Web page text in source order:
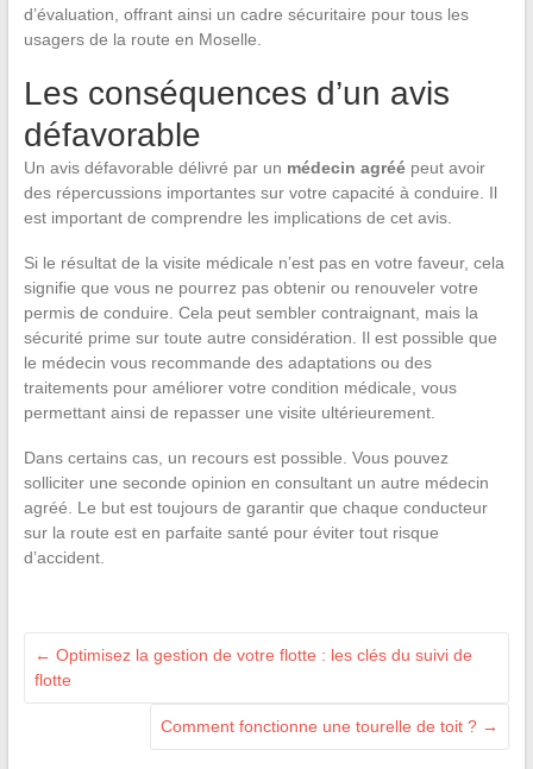
d’évaluation, offrant ainsi un cadre sécuritaire pour tous les
usagers de la route en Moselle.
Les conséquences d’un avis
défavorable
Un avis défavorable délivré par un médecin agréépeut avoir
des répercussions importantes sur votre capacité à conduire. Il
est important de comprendre les implications de cet avis.
Si le résultat de la visite médicale n’est pas en votre faveur, cela
signifie que vous ne pourrez pas obtenir ou renouveler votre
permis de conduire. Cela peut sembler contraignant, mais la
sécurité prime sur toute autre considération. Il est possible que
le médecin vous recommande des adaptations ou des
traitements pour améliorer votre condition médicale, vous
permettant ainsi de repasser une visite ultérieurement.
Dans certains cas, un recours est possible. Vous pouvez
solliciter une seconde opinion en consultant un autre médecin
agréé. Le but est toujours de garantir que chaque conducteur
sur la route est en parfaite santé pour éviter tout risque
d’accident.
← Optimisez la gestion de votre flotte : les clés du suivi de
flotte
Comment fonctionne une tourelle de toit ? →